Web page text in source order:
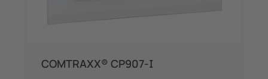
COMTRAXX® CP907-I